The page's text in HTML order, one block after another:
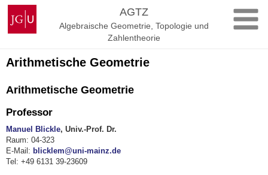
Zum
Inhalt
springen
Johannes
Gutenberg-
Universität
AGTZ
Algebraische Geometrie, Topologie und
Zahlentheorie
Arithmetische Geometrie
Arithmetische Geometrie
Professor
Manuel Blickle, Univ.-Prof. Dr.
Raum: 04-323
E-Mail: blicklem@uni-mainz.de
Tel: +49 6131 39-23609